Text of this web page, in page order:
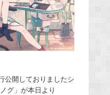
公開しておりましたシ
グ」が本日より